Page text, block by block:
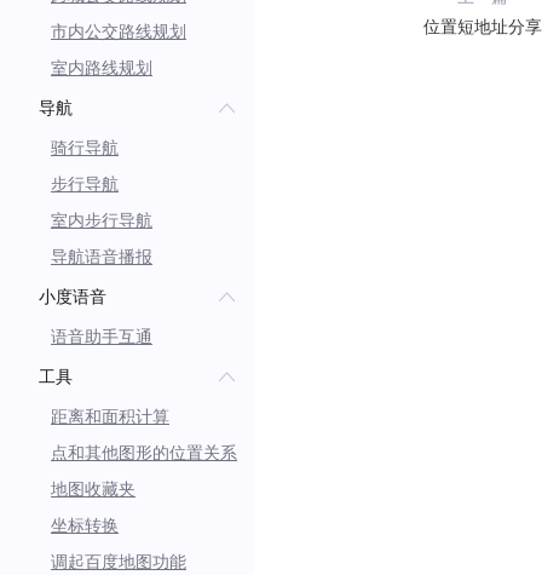
市内公交路线规划
室内路线规划
导航
骑行导航
步行导航
室内步行导航
导航语音播报
小度语音
语音助手互通
工具
距离和面积计算
点和其他图形的位置关系
地图收藏夹
坐标转换
调起百度地图功能
位置短地址分享